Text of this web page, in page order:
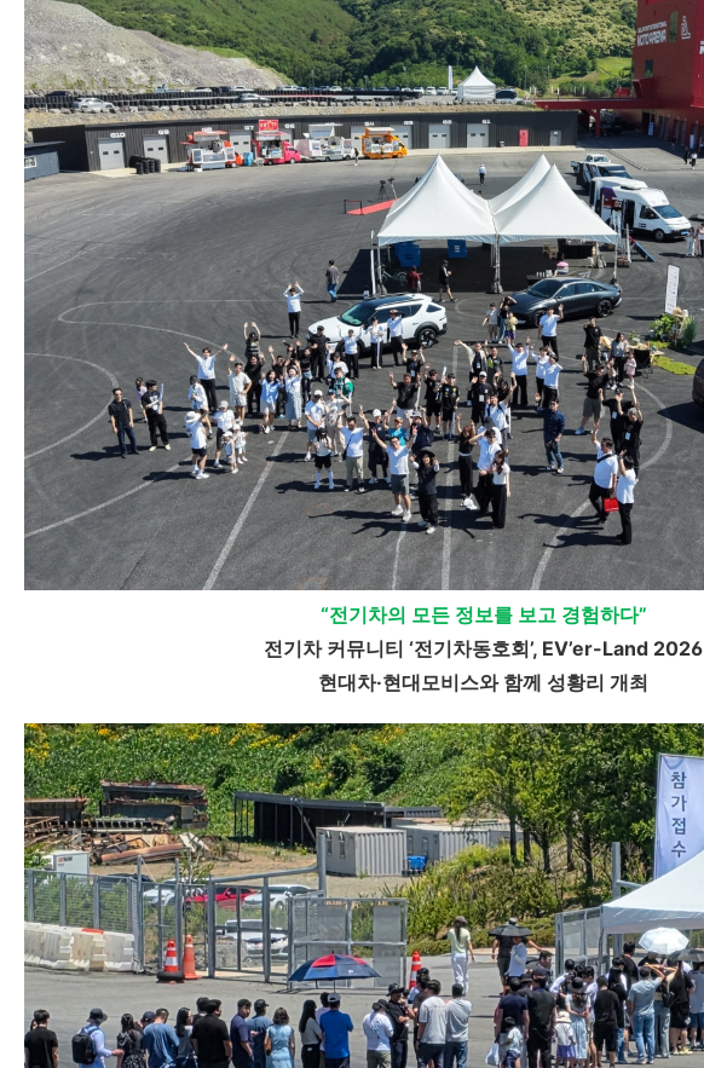
“전기차의 모든 정보를 보고 경험하다”
전기차 커뮤니티 ‘전기차동호회’, EV’er-Land 2026
현대차·현대모비스와 함께 성황리 개최